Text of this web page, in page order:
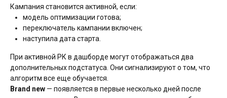
Кампания становится активной, если:
модель оптимизации готова;
переключатель кампании включен;
наступила дата старта.
При активной РК в дашборде могут отображаться два
дополнительных подстатуса. Они сигнализируют о том, что
алгоритм все еще обучается.
Brand new — появляется в первые несколько дней после